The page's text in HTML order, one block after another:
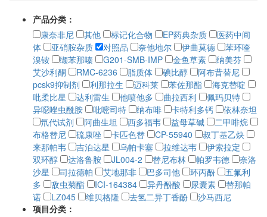
产品分类：
康奈非尼
其他 标记化合物 EP药典杂质
医药中间
体
亚硝胺杂质 对照品 奈他地尔 伊曲莫德
苯环喹
溴铵
缬苯那嗪 G201-SMB-IMP 金鱼草素
纳美芬
艾沙利酮
RMC-6236 脂质体 碘比醇
阿布昔替尼
pcsk9抑制剂
利那拉生 迈科莱 苯佐那酯
海克替啶
吡柔比星
达利雷生 他喷他多 曲拉西利
佩玛贝特
异噁唑虫酰胺
吡嘧司特 纳布啡 卡特利多钙
依林奈坦
氘代试剂
阿曲生坦 西多福韦 益母草碱
二甲啡烷
布格替尼
硫康唑 卡匹色替 CP-55940
叔丁基乙炔
来那帕韦
吉泊达星 乌帕卡塞 拉维达韦
伊索拉定
双环醇
达洛鲁胺 JL004-2 替尼布林 帕罗韦德
奈洛
沙星
司拉德帕 艾地那非 巴多司他 环丙酚
五氟利
多
敌虫菊酯 ICI-164384 异丹酚酸 尿囊素
替那帕
诺
LZ045 维贝格隆 去氢二异丁香酚
沙马西尼
项目分类：